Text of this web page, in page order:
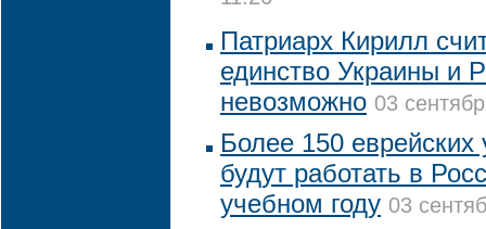
Патриарх Кирилл
единство Украины и
невозможно 03
Более 150
будут работать в
учебном году 03